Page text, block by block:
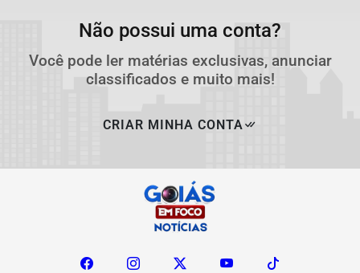
Não possui uma conta?
Você pode ler matérias exclusivas, anunciar
classificados e muito mais!
CRIAR MINHA CONTA